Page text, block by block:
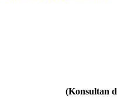
(Konsultan